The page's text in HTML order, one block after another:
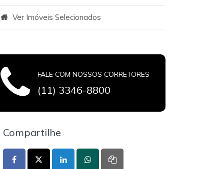
Ver Imóveis Selecionados
FALE COM NOSSOS CORRETORES
(11) 3346-8800
Compartilhe